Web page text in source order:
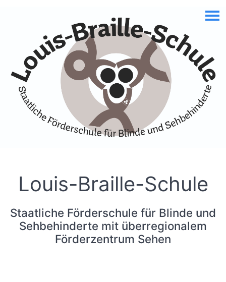
Louis-Braille-Schule
Staatliche Förderschule für Blinde und
Sehbehinderte mit überregionalem
Förderzentrum Sehen